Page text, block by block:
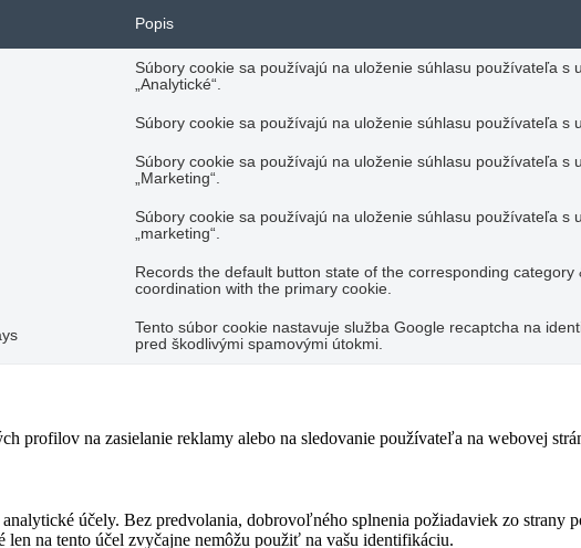
Popis
Súbory cookie sa používajú na uloženie súhlasu používateľa s
„Analytické“.
Súbory cookie sa používajú na uloženie súhlasu používateľa s
Súbory cookie sa používajú na uloženie súhlasu používateľa s
„Marketing“.
Súbory cookie sa používajú na uloženie súhlasu používateľa s
„marketing“.
Records the default button state of the corresponding category
coordination with the primary cookie.
Tento súbor cookie nastavuje služba Google recaptcha na
pred škodlivými spamovými útokmi.
profilov na zasielanie reklamy alebo na sledovanie používateľa na webovej
účely. Bez predvolania, dobrovoľného splnenia požiadaviek zo strany
len na tento účel zvyčajne nemôžu použiť na vašu identifikáciu.